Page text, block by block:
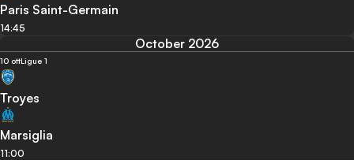
Paris Saint-Germain
14:45
October 2026
10 ottLigue 1
Troyes
Marsiglia
11:00